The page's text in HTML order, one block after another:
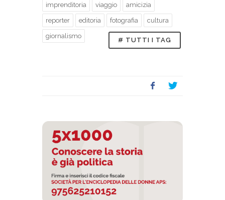
imprenditoria viaggio amicizia
reporter editoria fotografia cultura
giornalismo
# TUTTI I TAG